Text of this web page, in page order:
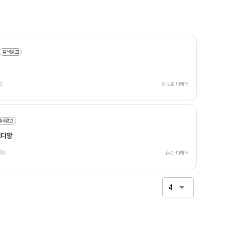
검색광고
0 장규효 마케터
너광고
앙
0 손건 마케터
4